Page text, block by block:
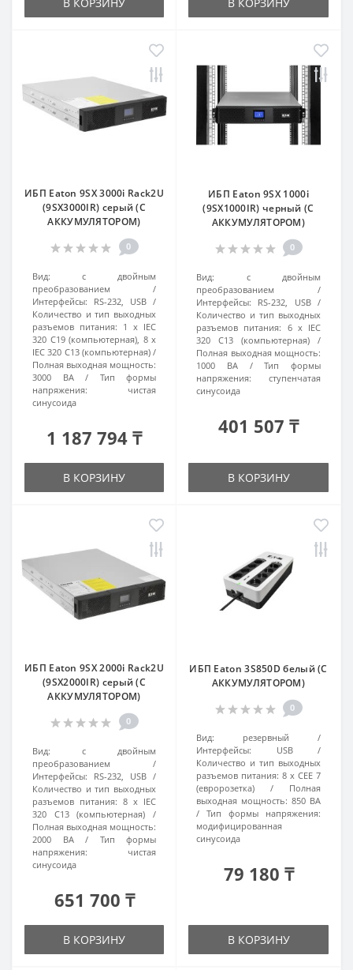
ИБП Eaton 9SX 3000i Rack2U
(9SX3000IR) серый (С
АККУМУЛЯТОРОМ)
0
Вид:
с двойным
преобразованием
Интерфейсы:
RS-232, USB
Количество и тип выходных
разъемов питания: 1 х IEC
320 C19 (компьютерная), 8 х
IEC 320 C13 (компьютерная)
Полная выходная мощность:
3000 ВА
Тип формы
напряжения:
чистая
синусоида
1 187 794 ₸
В КОРЗИНУ
ИБП Eaton 9SX 1000i
(9SX1000IR) черный (С
АККУМУЛЯТОРОМ)
0
Вид:
с двойным
преобразованием
Интерфейсы:
RS-232, USB
Количество и тип выходных
разъемов питания: 6 x IEC
320 C13 (компьютерная)
Полная выходная мощность:
1000 ВА
Тип формы
напряжения:
ступенчатая
синусоида
401 507 ₸
В КОРЗИНУ
ИБП Eaton 9SX 2000i Rack2U
(9SX2000IR) серый (С
АККУМУЛЯТОРОМ)
0
Вид:
с двойным
преобразованием
Интерфейсы:
RS-232, USB
Количество и тип выходных
разъемов питания: 8 х IEC
320 C13 (компьютерная)
Полная выходная мощность:
2000 ВА
Тип формы
напряжения:
чистая
синусоида
651 700 ₸
В КОРЗИНУ
ИБП Eaton 3S850D белый (С
АККУМУЛЯТОРОМ)
0
Вид:
резервный
Интерфейсы:
USB
Количество и тип выходных
разъемов питания: 8 х CEE 7
(евророзетка)
Полная
выходная мощность: 850 ВА
Тип формы напряжения:
модифицированная
синусоида
79 180 ₸
В КОРЗИНУ